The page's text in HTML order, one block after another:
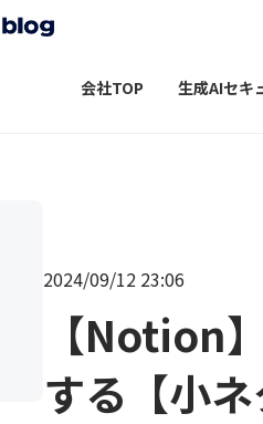
会社TOP 生成AIセキ
2024/09/12 23:06
【Notion
する【小ネ